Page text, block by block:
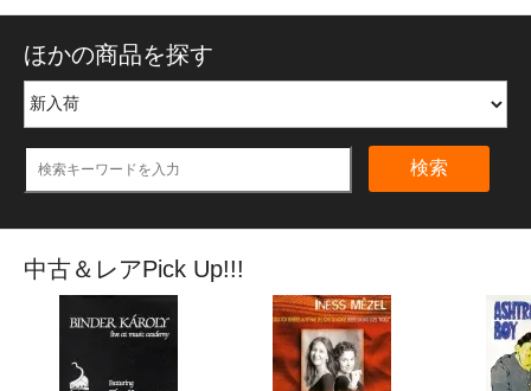
ほかの商品を探す
検索
中古＆レアPick Up!!!